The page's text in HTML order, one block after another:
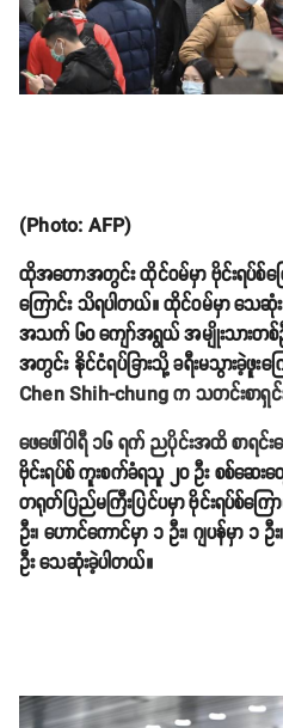
(Photo: AFP)
ထိုအတောအတွင်း ထိုင်ဝမ်မှာ ဗိုင်းရပ်စ်
ကြောင်း သိရပါတယ်။ ထိုင်ဝမ်မှာ သေဆုံ
အသက် ၆၀ ကျော်အရွယ် အမျိုးသားတစ်
အတွင်း နိုင်ငံရပ်ခြားသို့ ခရီးမသွားခဲ့ဖူးက
Chen Shih-chung က သတင်းစာရှင်း
ဖေဖေါ်ဝါရီ ၁၆ ရက် ညပိုင်းအထိ စာရ
ဗိုင်းရပ်စ် ကူးစက်ခံရသူ ၂၀ ဦး စစ်‌ဆ
တရုတ်ပြည်မကြီးပြင်ပမှာ ဗိုင်းရပ်စ်ကြ
ဦး၊ ဟောင်ကောင်မှာ ၁ ဦး၊ ဂျပန်မှာ ၁
ဦး သေဆုံးခဲ့ပါတယ်။